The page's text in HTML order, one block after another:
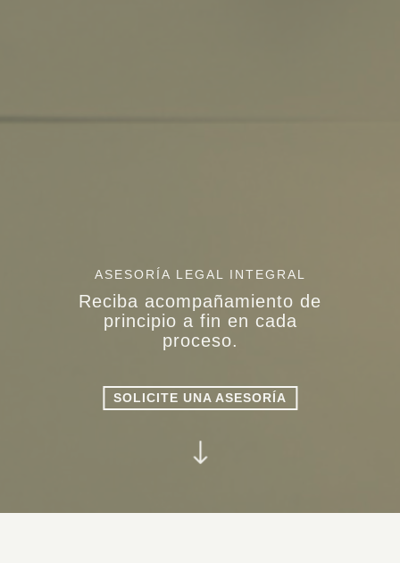
ASESORÍA LEGAL INTEGRAL
Reciba acompañamiento de
principio a fin en cada
proceso.
SOLICITE UNA ASESORÍA
"